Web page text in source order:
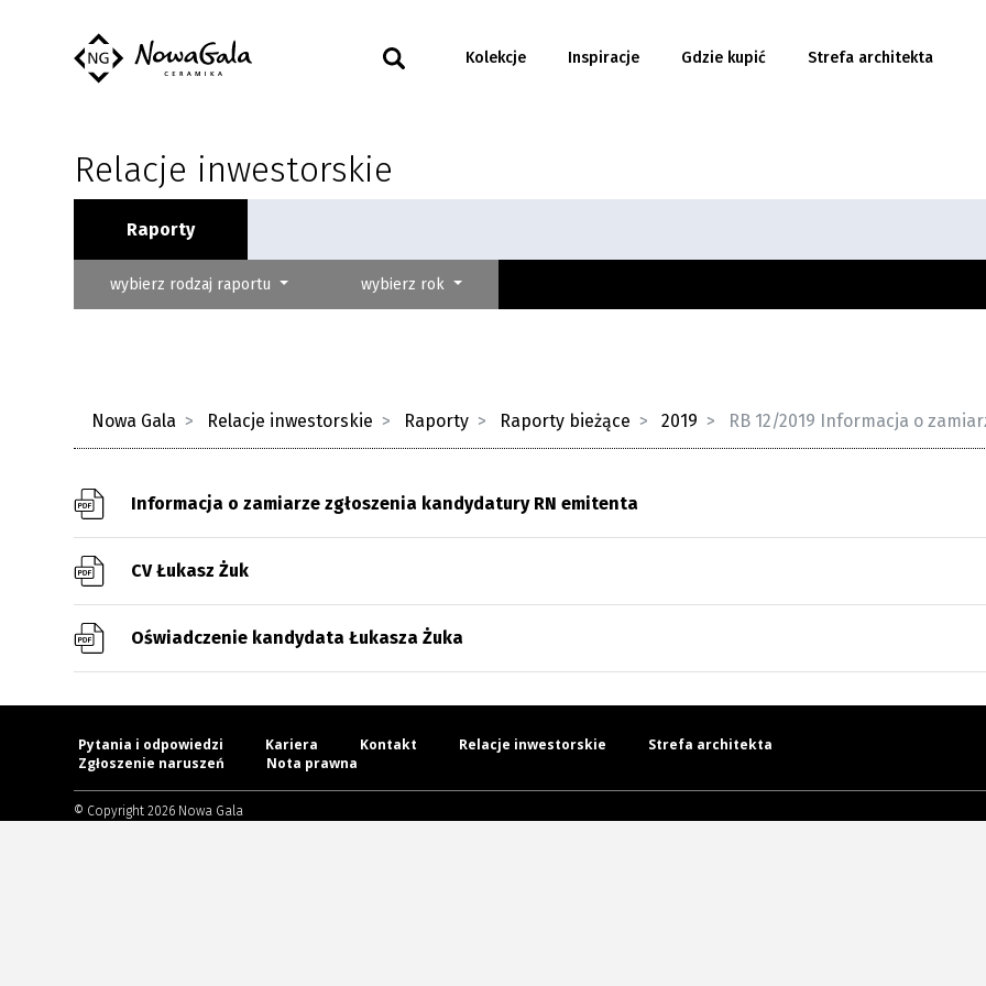
Kolekcje Inspiracje Gdzie kupić Strefa architekta
Relacje inwestorskie
Raporty
wybierz rodzaj raportu wybierz rok
Nowa Gala Relacje inwestorskie Raporty Raporty bieżące 2019 RB 12/2019 Informacja o
Informacja o zamiarze zgłoszenia kandydatury RN emitenta
CV Łukasz Żuk
Oświadczenie kandydata Łukasza Żuka
Pytania i odpowiedzi Kariera Kontakt Relacje inwestorskie
Strefa architekta
Zgłoszenie naruszeń
Nota prawna
© Copyright 2026 Nowa Gala